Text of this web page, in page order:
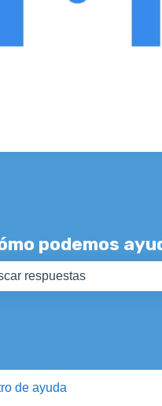
podemos
de ayuda